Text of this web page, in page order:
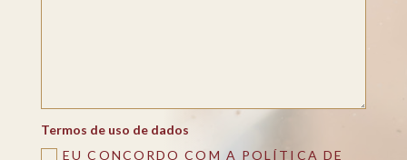
Termos de uso de dados
EU CONCORDO COM A POLÍTICA DE